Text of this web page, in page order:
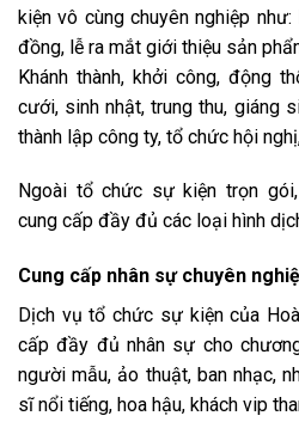
kiện vô cùng chuyên nghiệp
đồng, lễ ra mắt giới thiệu sản
Khánh thành, khởi công, động
cưới, sinh nhật, trung thu, giáng
thành lập công ty, tổ chức hội
Ngoài tổ chức sự kiện trọn
cung cấp đầy đủ các loại hình
Cung cấp nhân sự chuyên
Dịch vụ tổ chức sự kiện của
cấp đầy đủ nhân sự cho
người mẫu, ảo thuật, ban nhạc,
sĩ nổi tiếng, hoa hậu, khách vip